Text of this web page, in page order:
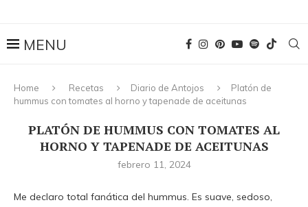
Home Recetas Diario de Antojos
Platón de
hummus con tomates al horno y tapenade de aceitunas
PLATÓN DE HUMMUS CON TOMATES AL
HORNO Y TAPENADE DE ACEITUNAS
febrero 11, 2024
Me declaro total fanática del hummus. Es suave, sedoso,